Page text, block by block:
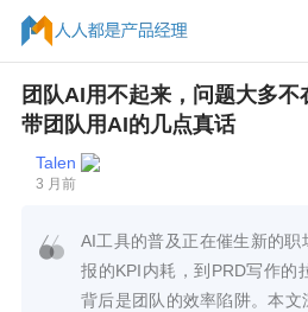
团队AI用不起来，问题大多
带团队用AI的几点真话
Talen
3 月前
AI工具的普及正在催生新的
报的KPI内耗，到PRD写作的
背后是团队的效率陷阱。本文